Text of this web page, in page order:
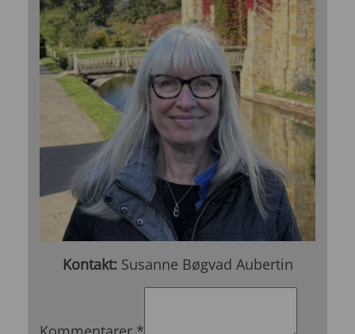
Kontakt: Susanne Bøgvad Aubertin